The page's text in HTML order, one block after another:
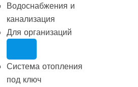
Водоснабжения и
канализация
Для организаций
Система отопления
под ключ